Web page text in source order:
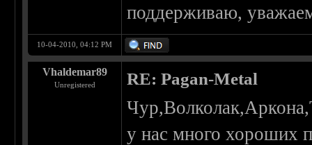
поддерживаю,
10-04-2010, 04:12 PM
Vhaldemar89
Unregistered RE: Pagan-Metal
у нас много хороших